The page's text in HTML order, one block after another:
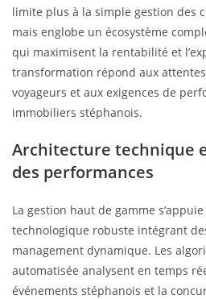
limite plus à la simple gestion des
mais englobe un écosystème
qui maximisent la rentabilité et
transformation répond aux
voyageurs et aux exigences de
immobiliers stéphanois.
Architecture technique
des performances
La gestion haut de gamme
technologique robuste intégrant
management dynamique. Les
automatisée analysent en temps
événements stéphanois et la